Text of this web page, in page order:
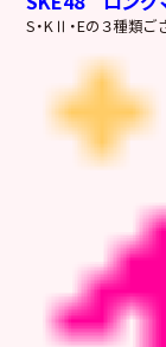
S・KⅡ・Eの３種類ご